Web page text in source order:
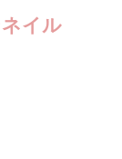
イル